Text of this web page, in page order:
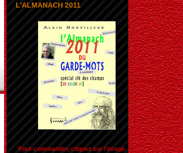
L'ALMANACH 2011
Pour commander, cliquez sur l'image.